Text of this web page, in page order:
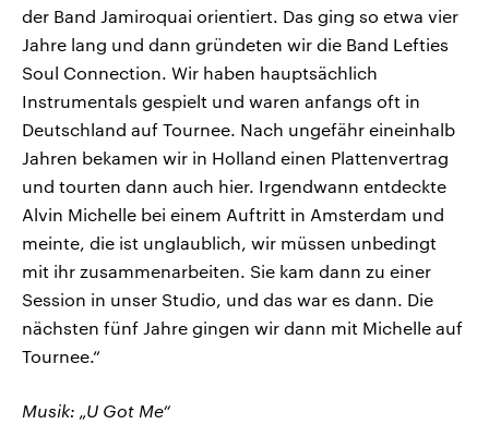
der Band Jamiroquai orientiert. Das ging so etwa vier
Jahre lang und dann gründeten wir die Band Lefties
Soul Connection. Wir haben hauptsächlich
Instrumentals gespielt und waren anfangs oft in
Deutschland auf Tournee. Nach ungefähr eineinhalb
Jahren bekamen wir in Holland einen Plattenvertrag
und tourten dann auch hier. Irgendwann entdeckte
Alvin Michelle bei einem Auftritt in Amsterdam und
meinte, die ist unglaublich, wir müssen unbedingt
mit ihr zusammenarbeiten. Sie kam dann zu einer
Session in unser Studio, und das war es dann. Die
nächsten fünf Jahre gingen wir dann mit Michelle auf
Tournee.“
Musik: „U Got Me“